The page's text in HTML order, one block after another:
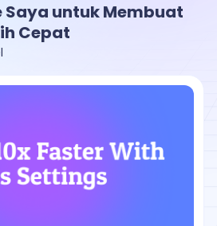
Saya untuk Membuat
Cepat